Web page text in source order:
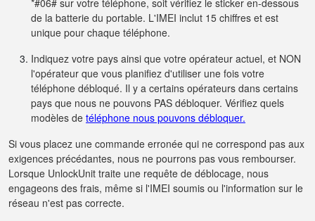
*#06# sur votre téléphone, soit vérifiez le sticker en-dessous
de la batterie du portable. L'IMEI inclut 15 chiffres et est
unique pour chaque téléphone.
Indiquez votre pays ainsi que votre opérateur actuel, et NON
l'opérateur que vous planifiez d'utiliser une fois votre
téléphone débloqué. Il y a certains opérateurs dans certains
pays que nous ne pouvons PAS débloquer. Vérifiez quels
modèles de téléphone nous pouvons débloquer.
Si vous placez une commande erronée qui ne correspond pas aux
exigences précédantes, nous ne pourrons pas vous rembourser.
Lorsque UnlockUnit traite une requête de déblocage, nous
engageons des frais, même si l'IMEI soumis ou l'information sur le
réseau n'est pas correcte.